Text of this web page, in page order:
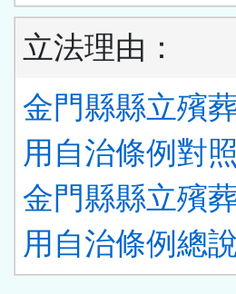
立法理由：
金門縣縣立殯
用自治條例對
金門縣縣立殯
用自治條例總